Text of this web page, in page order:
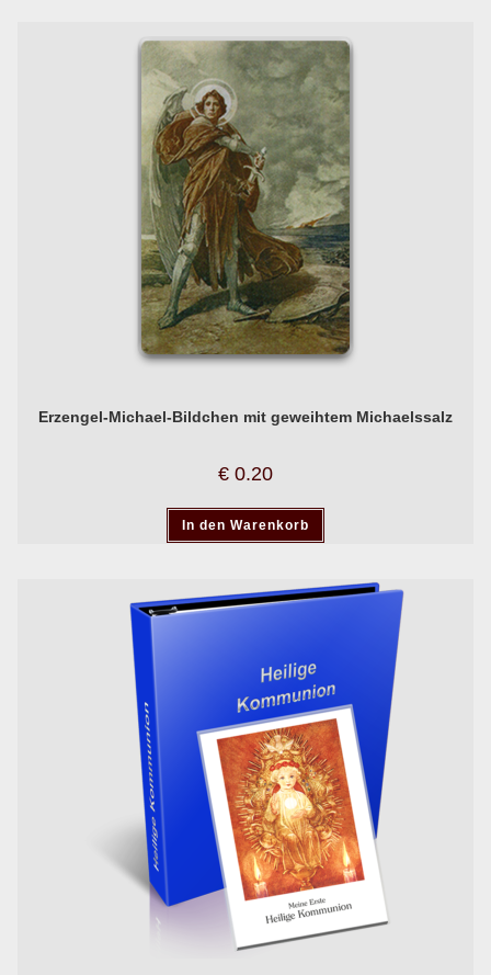
Erzengel-Michael-Bildchen mit geweihtem Michaelssalz
€ 0.20
In den Warenkorb